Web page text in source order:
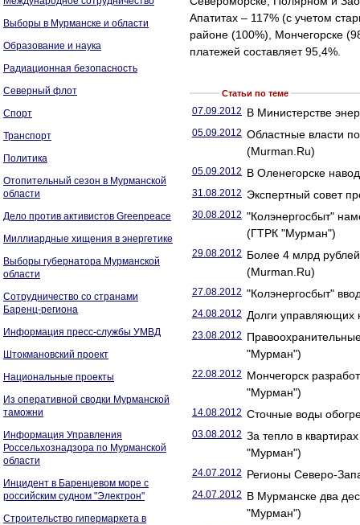
Выборы в Мурманске и области
Образование и наука
Радиационная безопасность
Северный флот
Спорт
Транспорт
Политика
Отопительный сезон в Мурманской
области
Дело против активистов Greenpeace
Миллиардные хищения в энергетике
Выборы губернатора Мурманской
области
Сотрудничество со странами
Баренц-региона
Информация пресс-службы УМВД
Штокмановский проект
Национальные проекты
Из оперативной сводки Мурманской
таможни
Информация Управления
Россельхознадзора по Мурманской
области
Инцидент в Баренцевом море с
российским судном "Электрон"
Строительство гипермаркета в
Апатитах – 117% (с учетом
районе (100%), Мончегорске
платежей составляет 95,4%.
Статьи по теме
07.09.2012 В Министерстве
05.09.2012 Областные власти
(Murman.Ru)
05.09.2012 В Оленегорске
31.08.2012 Экспертный совет
30.08.2012 "Колэнергосбыт"
(ГТРК "Мурман")
29.08.2012 Более 4 млрд
(Murman.Ru)
27.08.2012 "Колэнергосбыт"
24.08.2012 Долги
23.08.2012
"Мурман")
22.08.2012 Мончегорск
"Мурман")
14.08.2012 Сточные воды
03.08.2012 За тепло в
"Мурман")
24.07.2012 Регионы Северо-
24.07.2012 В Мурманске два
"Мурман")